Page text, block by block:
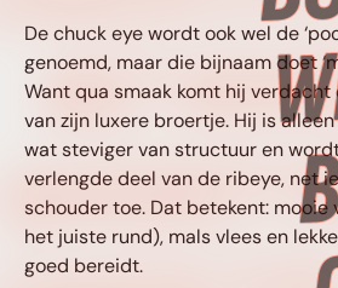
MET
De chuck eye wordt ook wel de
genoemd, maar die bijnaam doet
Want qua smaak komt hij
van zijn luxere broertje. Hij is
wat steviger van structuur en
verlengde deel van de ribeye, net
schouder toe. Dat betekent:
het juiste rund), mals vlees en
goed bereidt.